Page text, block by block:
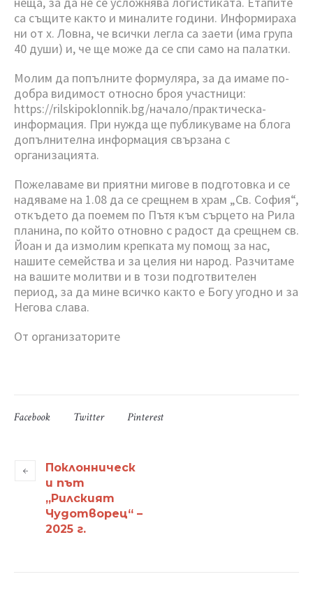
са същите както и миналите години. Информираха
ни от х. Ловна, че всички легла са заети (има група
40 души) и, че ще може да се спи само на палатки.
Молим да попълните формуляра, за да имаме по-
добра видимост относно броя участници:
https://rilskipoklonnik.bg/начало/практическа-
информация. При нужда ще публикуваме на блога
допълнителна информация свързана с
организацията.
Пожелаваме ви приятни мигове в подготовка и се
надяваме на 1.08 да се срещнем в храм „Св. София“,
откъдето да поемем по Пътя към сърцето на Рила
планина, по който отновно с радост да срещнем св.
Йоан и да измолим крепката му помощ за нас,
нашите семейства и за целия ни народ. Разчитаме
на вашите молитви и в този подготвителен
период, за да мине всичко както е Богу угодно и за
Негова слава.
От организаторите
Facebook Twitter Pinterest
Поклонническ
и път
„Рилският
Чудотворец“ –
2025 г.